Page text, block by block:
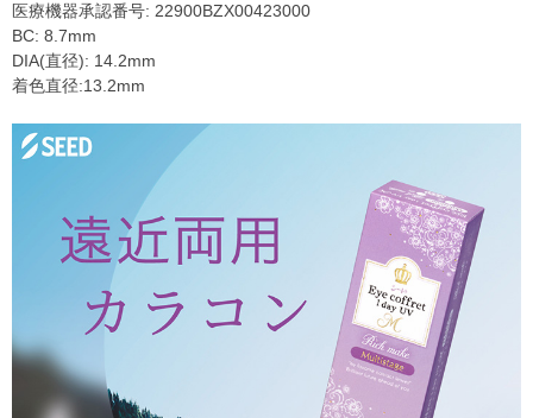
医療機器承認番号: 22900BZX00423000
BC: 8.7mm
DIA(直径): 14.2mm
着色直径:13.2mm